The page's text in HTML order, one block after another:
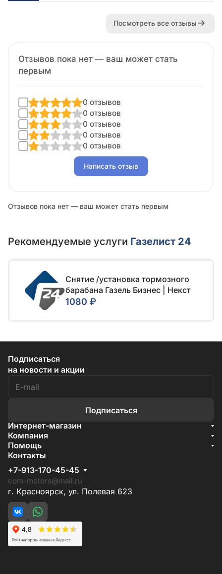
Посмотреть все отзывы
Отзывов пока нет — ваш может стать
первым
0 отзывов
0 отзывов
0 отзывов
0 отзывов
0 отзывов
Написать отзыв
Отзывов пока нет — ваш может стать первым
Рекомендуемые услуги Газелист 24
Снятие /установка тормозного
барабана Газель Бизнес | Некст
1080 ₽
Подписаться
на новости и акции
Подписаться
Интернет-магазин
Акции
Бренды
Компания
О компании
Документы
Условия поставки
Отзывы
Помощь
Условия доставки
Способы оплаты
Гарантия на товар
Контакты
+7-913-170-45-45
com-motors@mail.ru
г. Красноярск, ул. Полевая 623